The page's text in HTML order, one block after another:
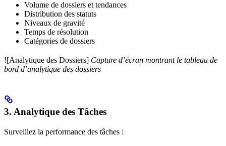
Volume de dossiers et tendances
Distribution des statuts
Niveaux de gravité
Temps de résolution
Catégories de dossiers
![Analytique des Dossiers] Capture d’écran montrant le tableau de
bord d’analytique des dossiers
3. Analytique des Tâches
Surveillez la performance des tâches :